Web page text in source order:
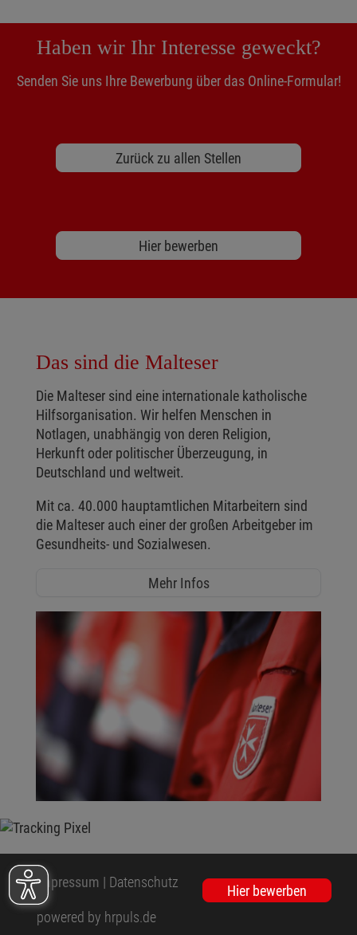
Haben wir Ihr Interesse geweckt?
Senden Sie uns Ihre Bewerbung über das Online-Formular!
Zurück zu allen Stellen
Hier bewerben
Hier bewerben
Das sind die Malteser
Die Malteser sind eine internationale katholische
Hilfsorganisation. Wir helfen Menschen in
Notlagen, unabhängig von deren Religion,
Herkunft oder politischer Überzeugung, in
Deutschland und weltweit.
Mit ca. 40.000 hauptamtlichen Mitarbeitern sind
die Malteser auch einer der großen Arbeitgeber im
Gesundheits- und Sozialwesen.
Mehr Infos
Impressum | Datenschutz
powered by hrpuls.de